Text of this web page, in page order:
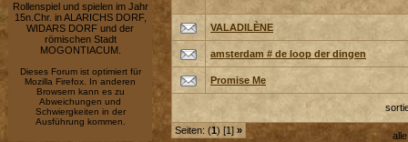
Rollenspiel und spielen im Jahr
15n.Chr. in ALARICHS DORF,
WIDARS DORF und der
römischen Stadt
MOGONTIACUM.
Dieses Forum ist optimiert für
Mozilla Firefox. In anderen
Browsern kann es zu
Abweichungen und
Schwiergkeiten in der
Ausführung kommen.
VALADILÈNE
amsterdam # de loop der dingen
Promise Me
Seiten: (1) [1] »